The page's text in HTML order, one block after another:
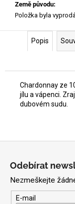
Země původu:
Položka byla
Popis
Chardonnay ze
jílu a vápenci.
dubovém sudu.
Odebírat
Nezmeškejte
E-mail